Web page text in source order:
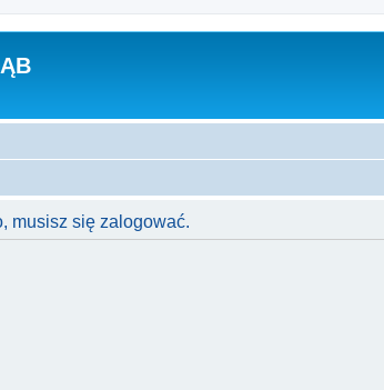
musisz się zalogować.